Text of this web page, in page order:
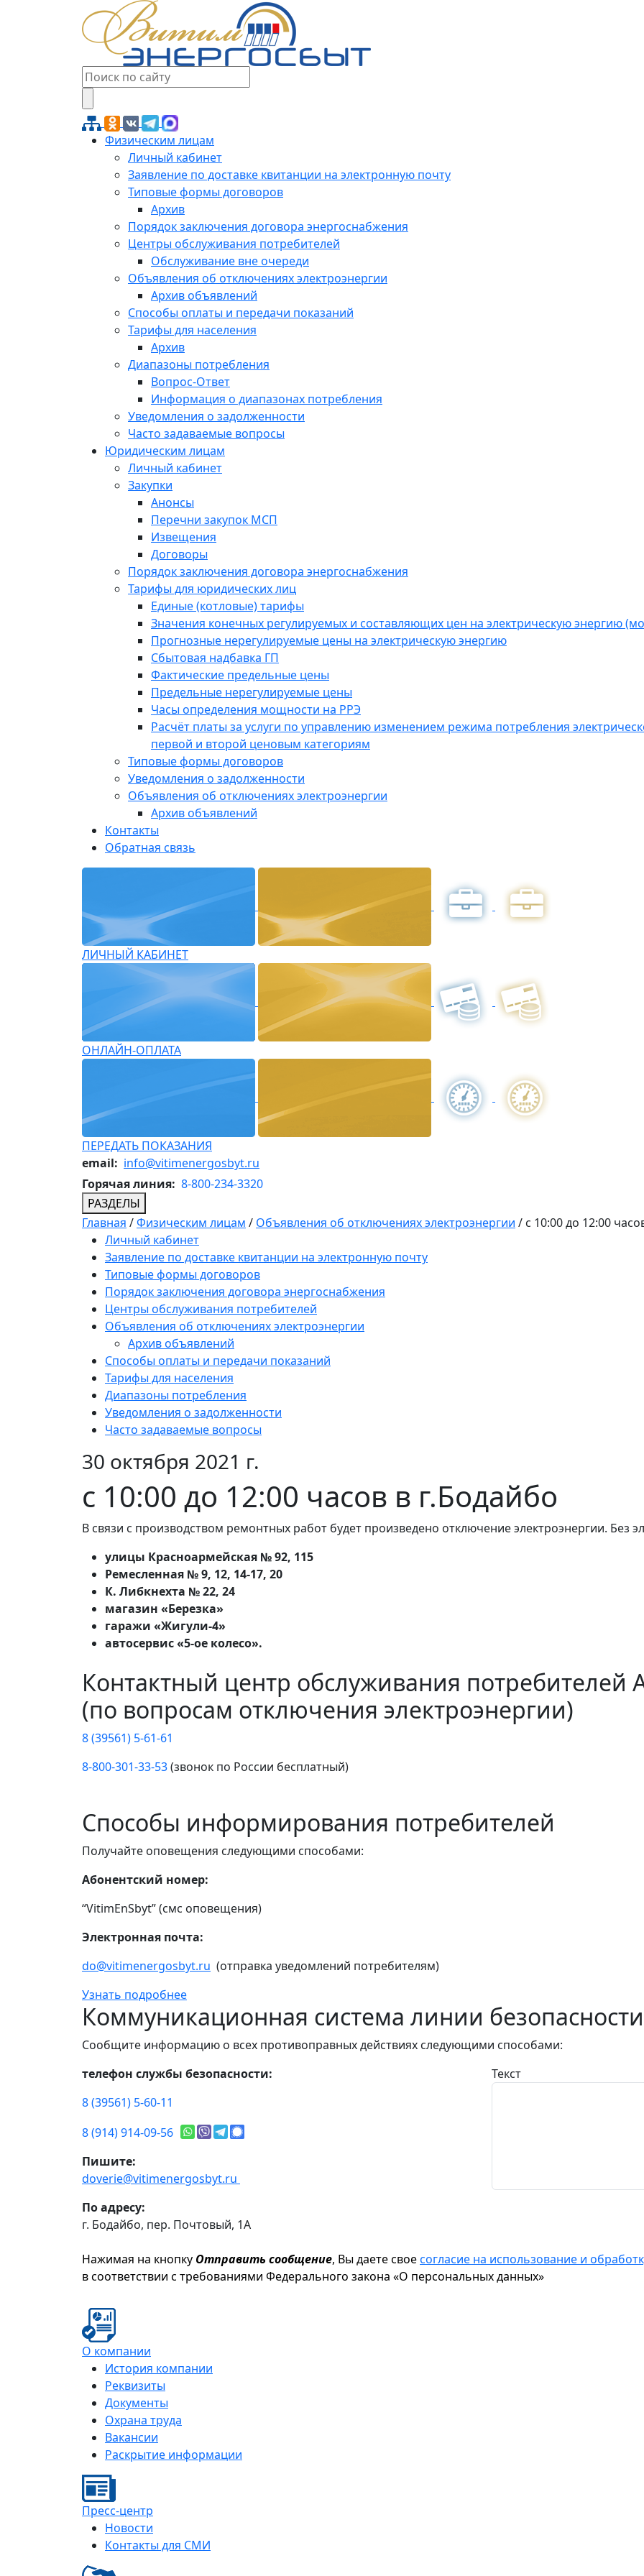
Физическим лицам
Личный кабинет
Заявление по доставке квитанции на электронную почту
Типовые формы договоров
Архив
Порядок заключения договора энергоснабжения
Центры обслуживания потребителей
Обслуживание вне очереди
Объявления об отключениях электроэнергии
Архив объявлений
Способы оплаты и передачи показаний
Тарифы для населения
Архив
Диапазоны потребления
Вопрос-Ответ
Информация о диапазонах потребления
Уведомления о задолженности
Часто задаваемые вопросы
Юридическим лицам
Личный кабинет
Закупки
Анонсы
Перечни закупок МСП
Извещения
Договоры
Порядок заключения договора энергоснабжения
Тарифы для юридических лиц
Единые (котловые) тарифы
Значения конечных регулируемых и составляющих цен на электрическую энергию
Прогнозные нерегулируемые цены на электрическую энергию
Сбытовая надбавка ГП
Фактические предельные цены
Предельные нерегулируемые цены
Часы определения мощности на РРЭ
Расчёт платы за услуги по управлению изменением режима потребления
первой и второй ценовым категориям
Типовые формы договоров
Уведомления о задолженности
Объявления об отключениях электроэнергии
Архив объявлений
Контакты
Обратная связь
ЛИЧНЫЙ КАБИНЕТ
ОНЛАЙН-ОПЛАТА
ПЕРЕДАТЬ ПОКАЗАНИЯ
email: info@vitimenergosbyt.ru
Горячая линия: 8-800-234-3320
РАЗДЕЛЫ
Главная /Физическим лицам / Объявления об отключениях электроэнергии / c 10:00 до 12:00
Личный кабинет
Заявление по доставке квитанции на электронную почту
Типовые формы договоров
Порядок заключения договора энергоснабжения
Центры обслуживания потребителей
Объявления об отключениях электроэнергии
Архив объявлений
Способы оплаты и передачи показаний
Тарифы для населения
Диапазоны потребления
Уведомления о задолженности
Часто задаваемые вопросы
30 октября 2021 г.
c 10:00 до 12:00 часов в г.Бодайбо
В связи с производством ремонтных работ будет произведено отключение электроэнергии. Без
улицы Красноармейская № 92, 115
Ремесленная № 9, 12, 14-17, 20
К. Либкнехта № 22, 24
магазин «Березка»
гаражи «Жигули-4»
автосервис «5-ое колесо».
Контактный центр обслуживания потребителей
(по вопросам отключения электроэнергии)
8 (39561) 5-61-61
8-800-301-33-53(звонок по России бесплатный)
Способы информирования потребителей
Получайте оповещения следующими способами:
Абонентский номер:
“VitimEnSbyt” (смс оповещения)
Электронная почта:
do@vitimenergosbyt.ru (отправка уведомлений потребителям)
Узнать подробнее
Коммуникационная система линии безопасности
Сообщите информацию о всех противоправных действиях следующими способами:
телефон службы безопасности:
8 (39561) 5-60-11
8 (914) 914-09-56
Пишите:
doverie@vitimenergosbyt.ru
По адресу:
г. Бодайбо, пер. Почтовый, 1А
Текст
Нажимая на кнопку Отправить сообщение, Вы даете своесогласие на использование и
в соответствии с требованиями Федерального закона «О персональных данных»
О компании
История компании
Реквизиты
Документы
Охрана труда
Вакансии
Раскрытие информации
Пресс-центр
Новости
Контакты для СМИ